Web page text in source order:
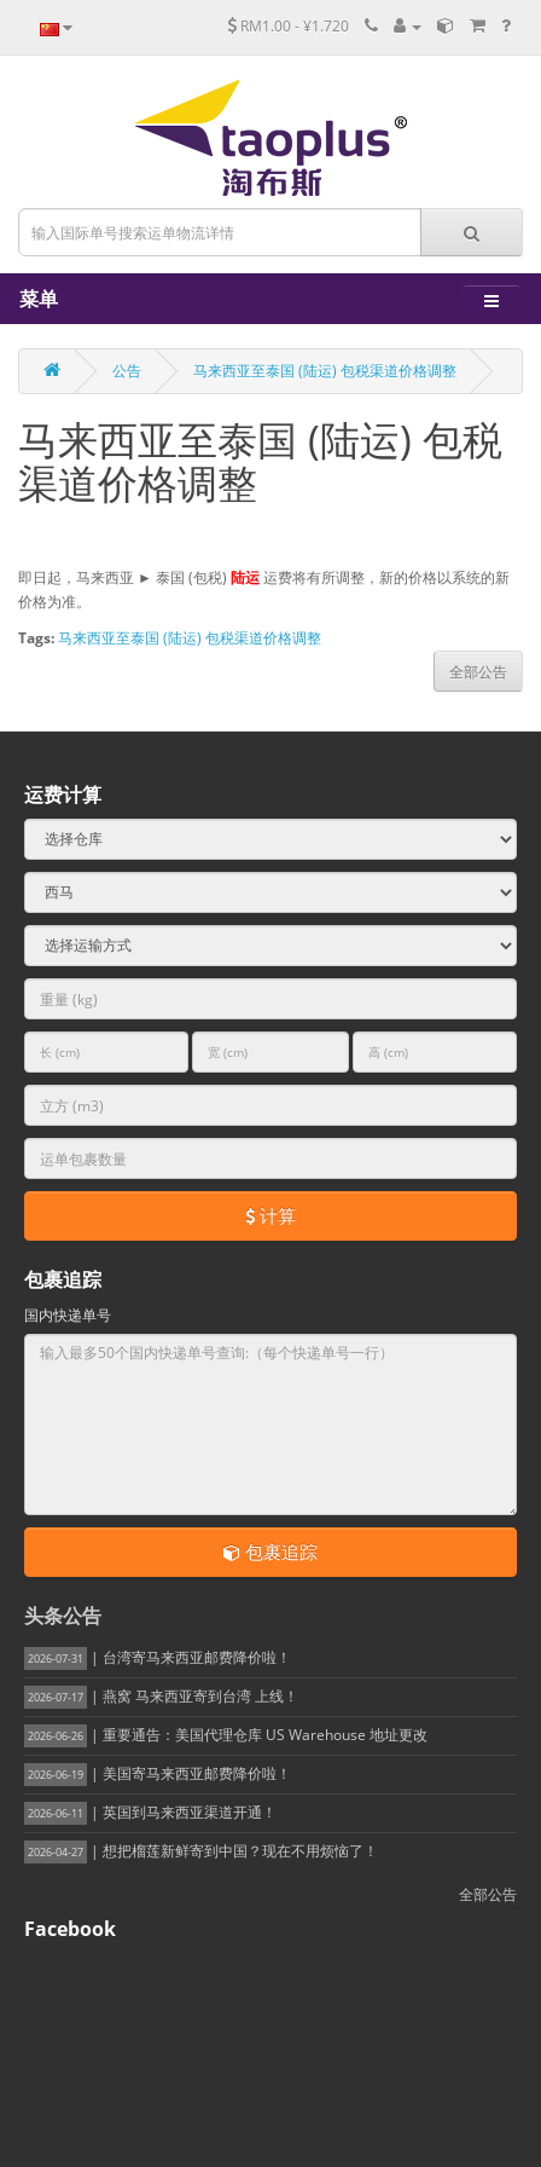
RM1.00 - ¥1.720
菜单
公告 马来西亚至泰国 (陆运) 包税渠道价格调整
马来西亚至泰国 (陆运) 包税
渠道价格调整
即日起，马来西亚 ► 泰国 (包税) 陆运运费将有所调整，新的价格以系统的新
价格为准。
Tags:马来西亚至泰国 (陆运) 包税渠道价格调整
全部公告
运费计算
计算
包裹追踪
国内快递单号
包裹追踪
头条公告
2026-07-31 | 台湾寄马来西亚邮费降价啦！
2026-07-17 | 燕窝 马来西亚寄到台湾 上线！
2026-06-26 | 重要通告：美国代理仓库 US Warehouse 地址更改
2026-06-19 | 美国寄马来西亚邮费降价啦！
2026-06-11 | 英国到马来西亚渠道开通！
2026-04-27 | 想把榴莲新鲜寄到中国？现在不用烦恼了！
全部公告
Facebook